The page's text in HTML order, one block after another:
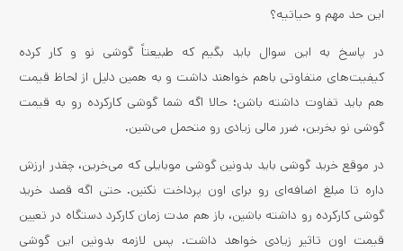
این حد مهم و حیاتیه؟
در پاسخ به این سوال باید بگیم که طبیعتاً گوشی نو و کار کرده
کیفیت‌های متفاوتی باهم خواهند داشت و به همین دلیل از لحاظ قیمت
هم باید تفاوت داشته باشن؛ حالا اگه شما گوشی کارکرده رو به قیمت
گوشی نو بخرین، ضرر مالی زیادی رو متحمل می‌شین.
در موقع خرید گوشی باید بدونین گوشی موبایلی که می‌خرین، چقدر ارزش
داره تا مبلغ اضافه‌ای رو برای اون پرداخت نکنین. حتی اگه قصد خرید
گوشی کارکرده رو داشته باشین، باز هم مدت زمان کارکرد دستگاه در تعیین
قیمت اون تاثیر زیادی خواهد داشت. پس لازمه بدونین این گوشی